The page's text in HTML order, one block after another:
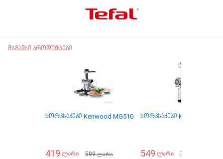
მსგავსი პროდუქტები
ხორცსაკეპი Kenwood MG510
419 ლარი 599ლარი
ხორცსაკეპი Kenwood
549 ლარი 775